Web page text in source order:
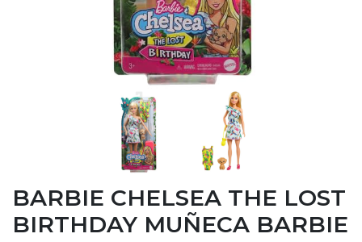
BARBIE CHELSEA THE LOST
BIRTHDAY MUÑECA BARBIE